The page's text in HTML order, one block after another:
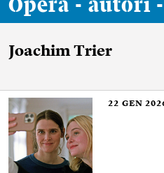
Opera - autori
Joachim Trier
22 GEN